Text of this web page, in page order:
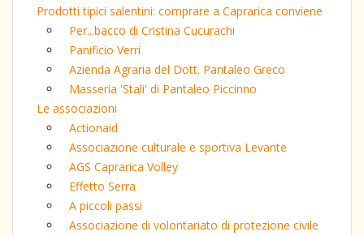
Prodotti tipici salentini: comprare a Caprarica conviene
Per...bacco di Cristina Cucurachi
Panificio Verri
Azienda Agraria del Dott. Pantaleo Greco
Masseria 'Stali' di Pantaleo Piccinno
Le associazioni
Actionaid
Associazione culturale e sportiva Levante
AGS Caprarica Volley
Effetto Serra
A piccoli passi
Associazione di volontariato di protezione civile